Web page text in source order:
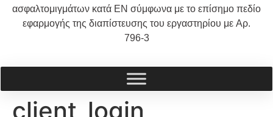
ασφαλτομιγμάτων κατά ΕΝ σύμφωνα με το επίσημο πεδίο
εφαρμογής της διαπίστευσης του εργαστηρίου με Αρ.
796-3
client_login